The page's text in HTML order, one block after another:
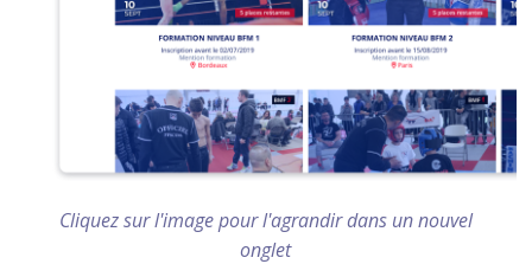
Cliquez sur l'image pour l'agrandir dans un nouvel
onglet